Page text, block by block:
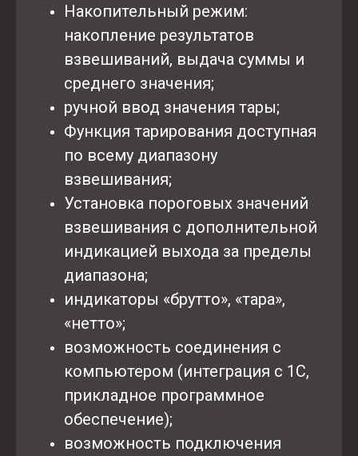
Накопительный режим:
накопление результатов
взвешиваний, выдача суммы и
среднего значения;
ручной ввод значения тары;
Функция тарирования доступная
по всему диапазону
взвешивания;
Установка пороговых значений
взвешивания с дополнительной
индикацией выхода за пределы
диапазона;
индикаторы «брутто», «тара»,
«нетто»;
возможность соединения с
компьютером (интеграция с 1С,
прикладное программное
обеспечение);
возможность подключения